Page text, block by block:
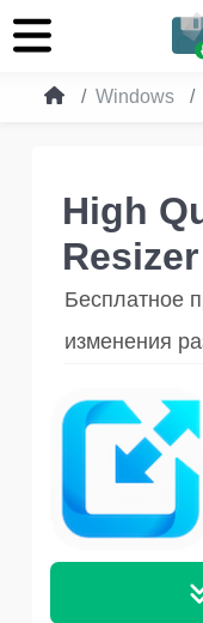
Windows
High
Resizer
Бесплатное
изменения